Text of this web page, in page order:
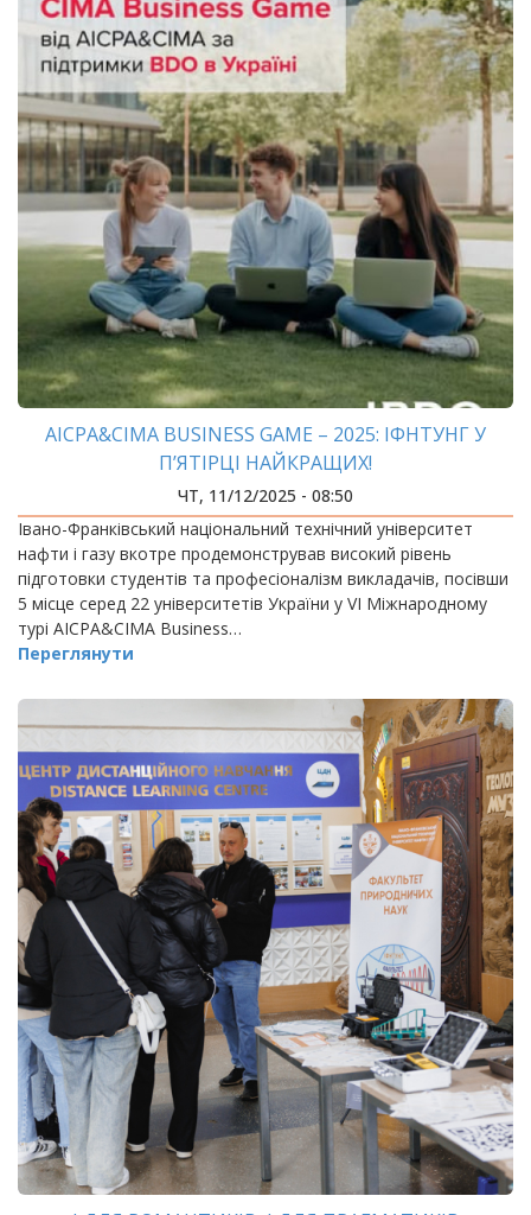
AICPA&CIMA BUSINESS GAME – 2025: ІФНТУНГ У
П’ЯТІРЦІ НАЙКРАЩИХ!
ЧТ, 11/12/2025 - 08:50
Івано-Франківський національний технічний університет
нафти і газу вкотре продемонстрував високий рівень
підготовки студентів та професіоналізм викладачів, посівши
5 місце серед 22 університетів України у VI Міжнародному
турі AICPA&CIMA Business…
Переглянути